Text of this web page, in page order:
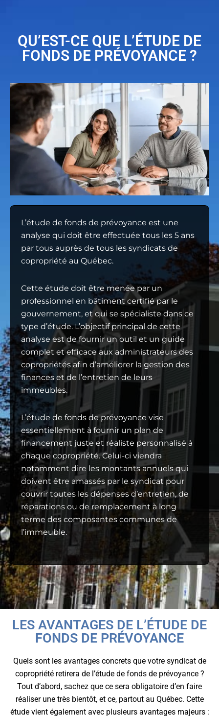
QU’EST-CE QUE L’ÉTUDE DE
FONDS DE PRÉVOYANCE ?
L’étude de fonds de prévoyance est une
analyse qui doit être effectuée tous les 5 ans
par tous auprès de tous les syndicats de
copropriété au Québec.
Cette étude doit être menée par un
professionnel en bâtiment certifié par le
gouvernement, et qui se spécialiste dans ce
type d’étude. L’objectif principal de cette
analyse est de fournir un outil et un guide
complet et efficace aux administrateurs des
copropriétés afin d’améliorer la gestion des
finances et de l’entretien de leurs
immeubles.
L’étude de fonds de prévoyance vise
essentiellement à fournir un plan de
financement juste et réaliste personnalisé à
chaque copropriété. Celui-ci viendra
notamment dire les montants annuels qui
doivent être amassés par le syndicat pour
couvrir toutes les dépenses d’entretien, de
réparations ou de remplacement à long
terme des composantes communes de
l’immeuble.
LES AVANTAGES DE L’ÉTUDE DE
FONDS DE PRÉVOYANCE
Quels sont les avantages concrets que votre syndicat de
copropriété retirera de l’étude de fonds de prévoyance ?
Tout d’abord, sachez que ce sera obligatoire d’en faire
réaliser une très bientôt, et ce, partout au Québec. Cette
étude vient également avec plusieurs avantages majeurs :